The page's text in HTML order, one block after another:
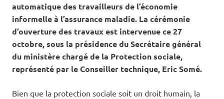
automatique des travailleurs de l’économie
informelle à l’assurance maladie. La cérémonie
d’ouverture des travaux est intervenue ce 27
octobre, sous la présidence du Secrétaire général
du ministère chargé de la Protection sociale,
représenté par le Conseiller technique, Eric Somé.
Bien que la protection sociale soit un droit humain, la